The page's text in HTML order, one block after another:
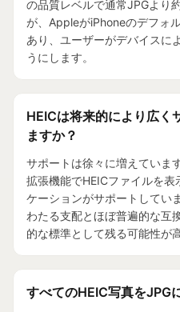
の品質レベルで通常JPGより
が、AppleがiPhoneのデフォ
あり、ユーザーがデバイスに
うにします。
HEICは将来的により広く
ますか？
サポートは徐々に増えていま
拡張機能でHEICファイルを
ケーションがサポートしてい
わたる支配とほぼ普遍的な互
的な標準として残る可能性が
すべてのHEIC写真をJPG